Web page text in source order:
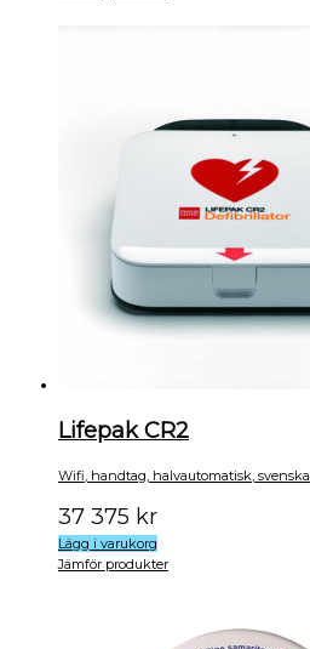
Lifepak CR2
Wifi, handtag, halvautomatisk, svenska
37 375 kr
Lägg i varukorg
Jämför produkter